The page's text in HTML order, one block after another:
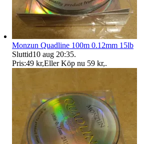
Monzun Quadline 100m 0.12mm 15lb
Sluttid10 aug 20:35.
Pris:49 kr,Eller Köp nu 59 kr,.